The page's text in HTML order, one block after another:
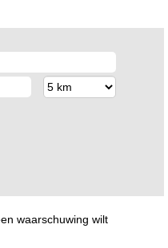
waarschuwing wilt